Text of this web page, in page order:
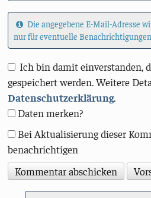
Die angegebene E-Mail-Adresse
nur für eventuelle
Ich bin damit einverstanden,
gespeichert werden. Weitere
Datenschutzerklärung.
Daten merken?
Bei Aktualisierung dieser
benachrichtigen